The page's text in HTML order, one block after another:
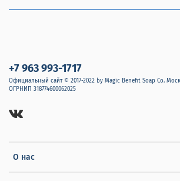
О нас
+7 963 993-1717
Официальный сайт © 2017-2022 by Magic Benefit Soap Co.
ОГРНИП 318774600062025